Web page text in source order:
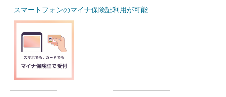
スマートフォンのマイナ保険証利用が可能